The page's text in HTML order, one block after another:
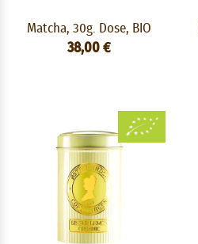
Matcha, 30g. Dose, BIO
38,00 €